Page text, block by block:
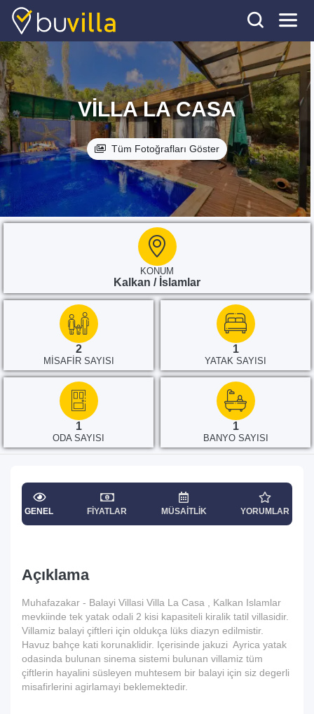
VILLA LA CASA
Tüm Fotoğrafları Göster
KONUM
Kalkan / İslamlar
2
MISAFIR SAYISI
1
YATAK SAYISI
1
ODA SAYISI
1
BANYO SAYISI
GENEL FIYATLAR MÜSAITLIK YORUMLAR
Açıklama
Muhafazakar - Balayi Villasi Villa La Casa , Kalkan Islamlar
mevkiinde tek yatak odali 2 kisi kapasiteli kiralik tatil villasidir.
Villamiz balayi çiftleri için oldukça lüks diazyn edilmistir.
Havuz bahçe kati korunaklidir. Içerisinde jakuzi Ayrica yatak
odasinda bulunan sinema sistemi bulunan villamiz tüm
çiftlerin hayalini süsleyen muhtesem bir balayi için siz degerli
misafirlerini agirlamayi beklemektedir.